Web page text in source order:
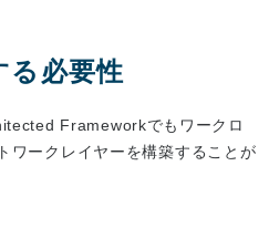
る必要性
Frameworkでもワークロ
ワークレイヤーを構築することが